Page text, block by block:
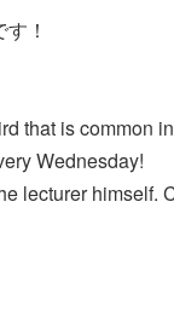
！
that is common
Wednesday!
lecturer himself.